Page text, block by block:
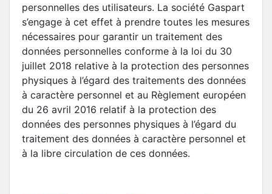
personnelles des utilisateurs. La société Gaspart
s’engage à cet effet à prendre toutes les mesures
nécessaires pour garantir un traitement des
données personnelles conforme à la loi du 30
juillet 2018 relative à la protection des personnes
physiques à l’égard des traitements des données
à caractère personnel et au Règlement européen
du 26 avril 2016 relatif à la protection des
données des personnes physiques à l’égard du
traitement des données à caractère personnel et
à la libre circulation de ces données.